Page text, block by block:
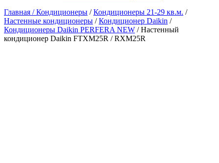
Главная /Кондиционеры /Кондиционеры 21-29 кв.м. /
Настенные кондиционеры /Кондиционер Daikin /
Кондиционеры Daikin PERFERA NEW / Настенный
кондиционер Daikin FTXM25R / RXM25R